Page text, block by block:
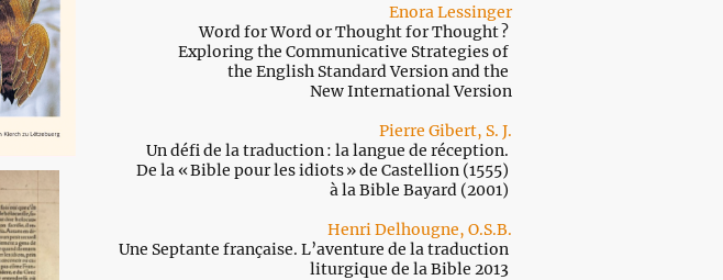
Enora Lessinger
Word for Word or Thought for Thought ?
Exploring the Communicative Strategies of
the English Standard Version and the
New International Version
Pierre Gibert, S. J.
Un défi de la traduction : la langue de réception.
De la « Bible pour les idiots » de Castellion (1555)
à la Bible Bayard (2001)
Henri Delhougne, O.S.B.
Une Septante française. L’aventure de la traduction
liturgique de la Bible 2013